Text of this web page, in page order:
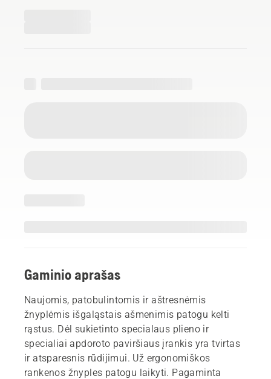
Gaminio aprašas
Naujomis, patobulintomis ir aštresnėmis
žnyplėmis išgaląstais ašmenimis patogu kelti
rąstus. Dėl sukietinto specialaus plieno ir
specialiai apdoroto paviršiaus įrankis yra tvirtas
ir atsparesnis rūdijimui. Už ergonomiškos
rankenos žnyples patogu laikyti. Pagaminta